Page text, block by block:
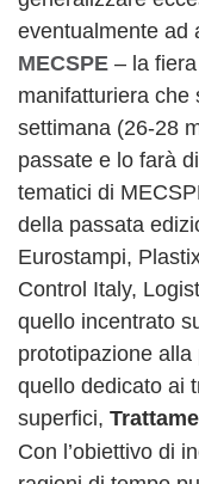
eventualmente ad
MECSPE – la
manifatturiera che
settimana (26-28
passate e lo farà
tematici di
della passata
Eurostampi,
Control Italy,
quello incentrato
prototipazione alla
quello dedicato ai
superfici,
Con l’obiettivo di